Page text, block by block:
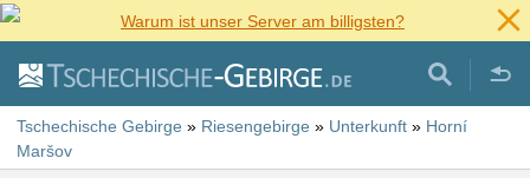
Warum ist unser Server am billigsten?
Tschechische Gebirge » Riesengebirge » Unterkunft » Horní
Maršov